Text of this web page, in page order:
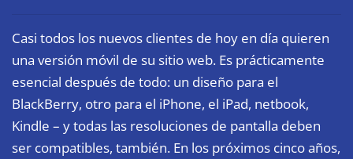
Casi todos los nuevos clientes de hoy en día quieren
una versión móvil de su sitio web. Es prácticamente
esencial después de todo: un diseño para el
BlackBerry, otro para el iPhone, el iPad, netbook,
Kindle – y todas las resoluciones de pantalla deben
ser compatibles, también. En los próximos cinco años,